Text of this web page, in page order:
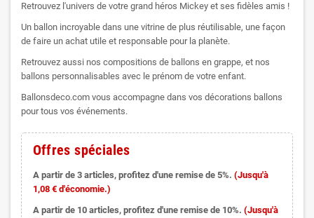
Retrouvez l'univers de votre grand héros Mickey et ses fidèles amis !
Un ballon incroyable dans une vitrine de plus réutilisable, une façon
de faire un achat utile et responsable pour la planète.
Retrouvez aussi nos compositions de ballons en grappe, et nos
ballons personnalisables avec le prénom de votre enfant.
Ballonsdeco.com vous accompagne dans vos décorations ballons
pour tous vos événements.
Offres spéciales
A partir de 3 articles, profitez d'une remise de 5%. (Jusqu'à
1,08 € d'économie.)
A partir de 10 articles, profitez d'une remise de 10%. (Jusqu'à